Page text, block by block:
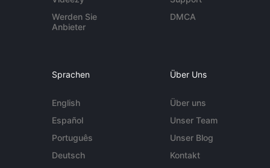
Werden Sie
Anbieter
DMCA
Sprachen
English
Español
Português
Deutsch
Über Uns
Über uns
Unser Team
Unser Blog
Kontakt